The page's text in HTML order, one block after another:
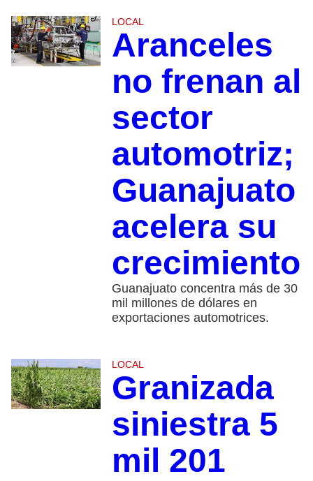
LOCAL
Aranceles
no frenan al
sector
automotriz;
Guanajuato
acelera su
crecimiento
Guanajuato concentra más de 30
mil millones de dólares en
exportaciones automotrices.
LOCAL
Granizada
siniestra 5
mil 201